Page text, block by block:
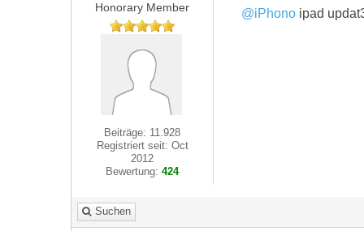
Honorary Member
Beiträge: 11.928
Registriert seit: Oct
2012
Bewertung:424
@iPhonoipad
Suchen